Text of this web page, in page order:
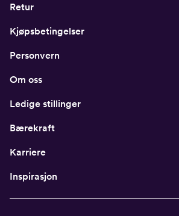
Retur
Kjøpsbetingelser
Personvern
Om oss
Ledige stillinger
Bærekraft
Karriere
Inspirasjon